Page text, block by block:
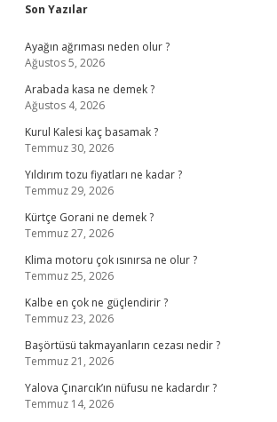
Sidebar
Son Yazılar
Ayağın ağrıması neden olur ?
Ağustos 5, 2026
Arabada kasa ne demek ?
Ağustos 4, 2026
Kurul Kalesi kaç basamak ?
Temmuz 30, 2026
Yıldırım tozu fiyatları ne kadar ?
Temmuz 29, 2026
Kürtçe Gorani ne demek ?
Temmuz 27, 2026
Klima motoru çok ısınırsa ne olur ?
Temmuz 25, 2026
Kalbe en çok ne güçlendirir ?
Temmuz 23, 2026
Başörtüsü takmayanların cezası nedir ?
Temmuz 21, 2026
Yalova Çınarcık’ın nüfusu ne kadardır ?
Temmuz 14, 2026